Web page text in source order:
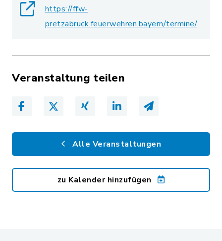
https://ffw-
pretzabruck.feuerwehren.bayern/termine/
Veranstaltung teilen
Alle Veranstaltungen
zu Kalender hinzufügen